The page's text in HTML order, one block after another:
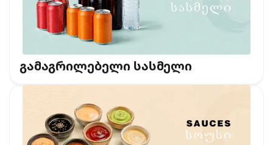
გამაგრილებელი სასმელი